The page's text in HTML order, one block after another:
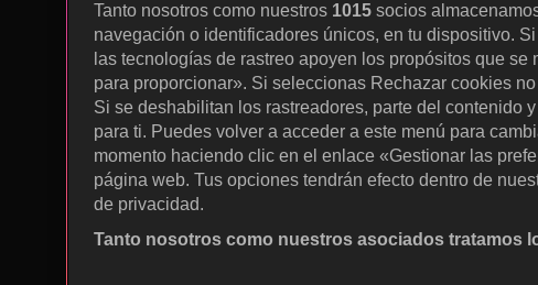
Tanto nosotros como nuestros 1015 socios
navegación o identificadores únicos, en tu dispositivo.
las tecnologías de rastreo apoyen los propósitos que
para proporcionar». Si seleccionas Rechazar cookies
Si se deshabilitan los rastreadores, parte del contenido
para ti. Puedes volver a acceder a este menú para
momento haciendo clic en el enlace «Gestionar las
página web. Tus opciones tendrán efecto dentro de
de privacidad.
Tanto nosotros como nuestros asociados tratamos